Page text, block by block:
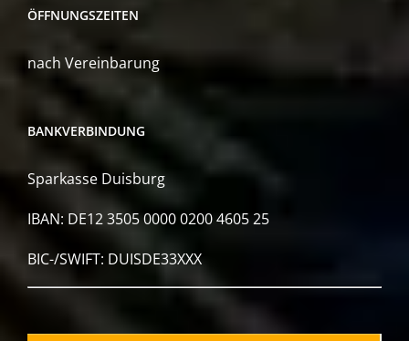
ÖFFNUNGSZEITEN
nach Vereinbarung
BANKVERBINDUNG
Sparkasse Duisburg
IBAN: DE12 3505 0000 0200 4605 25
BIC-/SWIFT: DUISDE33XXX